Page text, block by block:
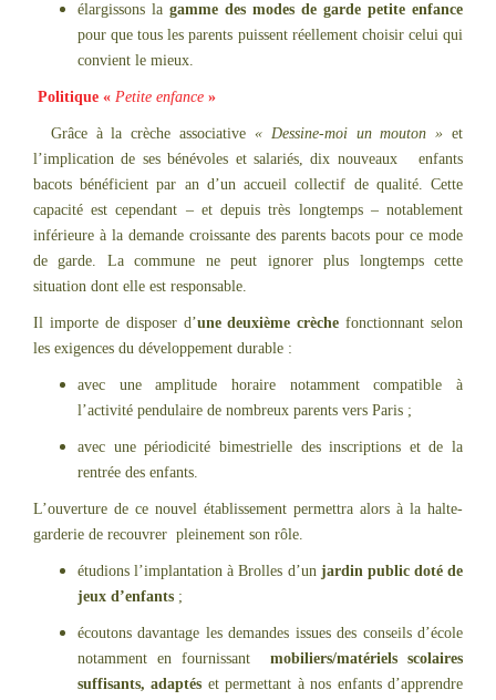
élargissons la gamme des modes de garde petite enfance
pour que tous les parents puissent réellement choisir celui qui
convient le mieux.
Politique « Petite enfance »
Grâce à la crèche associative « Dessine-moi un mouton » et
l’implication de ses bénévoles et salariés, dix nouveaux enfants
bacots bénéficient par an d’un accueil collectif de qualité. Cette
capacité est cependant – et depuis très longtemps – notablement
inférieure à la demande croissante des parents bacots pour ce mode
de garde. La commune ne peut ignorer plus longtemps cette
situation dont elle est responsable.
Il importe de disposer d’une deuxième crèche fonctionnant selon
les exigences du développement durable :
avec une amplitude horaire notamment compatible à
l’activité pendulaire de nombreux parents vers Paris ;
avec une périodicité bimestrielle des inscriptions et de la
rentrée des enfants.
L’ouverture de ce nouvel établissement permettra alors à la halte-
garderie de recouvrer pleinement son rôle.
étudions l’implantation à Brolles d’un jardin public doté de
jeux d’enfants ;
écoutons davantage les demandes issues des conseils d’école
notamment en fournissant mobiliers/matériels scolaires
suffisants, adaptés et permettant à nos enfants d’apprendre